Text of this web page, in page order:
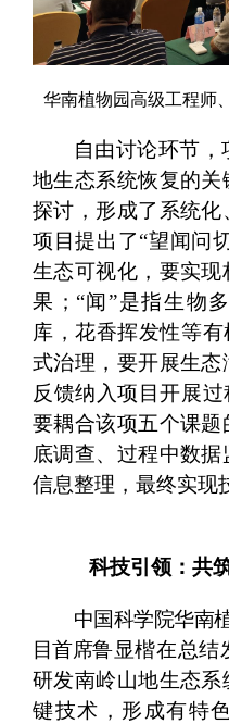
华南植物园高级工程师
自由讨论环节
地生态系统恢复的
探讨，形成了系统
项目提出了“望闻问
生态可视化，要实
果；“闻”是指生物
库，花香挥发性等
式治理，要开展生
反馈纳入项目开展过
要耦合该项五个课
底调查、过程中数
信息整理，最终实现
科技引领：共
中国科学院华南
目首席鲁显楷在总结
研发南岭山地生态
键技术，形成有特